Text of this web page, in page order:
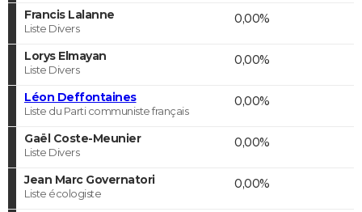
Francis Lalanne
Liste Divers
0,00%
Lorys Elmayan
Liste Divers
0,00%
Léon Deffontaines
Liste du Parti communiste français
0,00%
Gaël Coste-Meunier
Liste Divers
0,00%
Jean Marc Governatori
Liste écologiste
0,00%